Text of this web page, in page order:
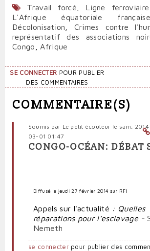
Travail forcé Ligne
L'Afrique équatoriale française
Décolonisation
Crimes contre
représentatif des associations
Congo
Afrique
SE CONNECTER POUR PUBLIER
DES COMMENTAIRES
COMMENTAIRE(S)
Soumis par Le petit écouteur le sam,
03-01 01:47
CONGO-OCÉAN: DÉBAT
Diffusé le jeudi 27 février 2014 sur RFI
Appels sur l'actualité : Quelles
réparations pour l'esclavage -
Nemeth
se connecterpour publier des